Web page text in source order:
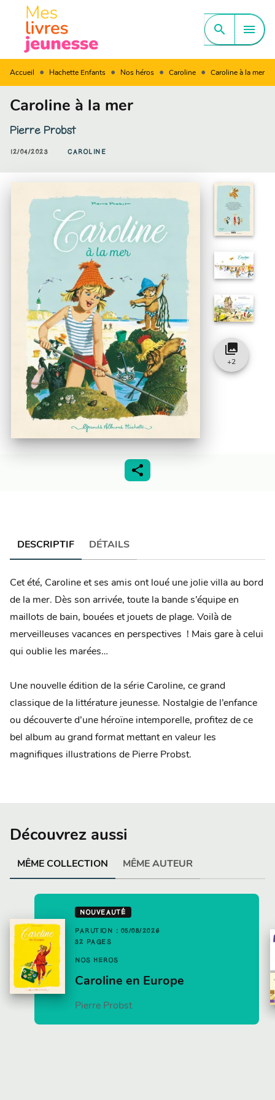
MENU CONTENU
PIED DE PAGE
search menu
Accueil • Hachette Enfants • Nos héros • Caroline • Caroline à la mer
Caroline à la mer
Pierre Probst
12/04/2023 CAROLINE
collections
+2
DESCRIPTIF DÉTAILS
Cet été, Caroline et ses amis ont loué une jolie villa au bord
de la mer. Dès son arrivée, toute la bande s’équipe en
maillots de bain, bouées et jouets de plage. Voilà de
merveilleuses vacances en perspectives ! Mais gare à celui
qui oublie les marées…
Une nouvelle édition de la série Caroline, ce grand
classique de la littérature jeunesse. Nostalgie de l’enfance
ou découverte d’une héroïne intemporelle, profitez de ce
bel album au grand format mettant en valeur les
magnifiques illustrations de Pierre Probst.
Découvrez aussi
MÊME COLLECTION MÊME AUTEUR
NOUVEAUTÉ
PARUTION : 05/08/2026
32 PAGES
NOS HÉROS
Caroline en Europe
Pierre Probst